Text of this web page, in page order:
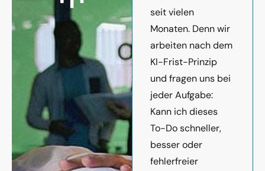
seit vielen
Monaten. Denn wir
arbeiten nach dem
KI-Frist-Prinzip
und fragen uns bei
jeder Aufgabe:
Kann ich dieses
To-Do schneller,
besser oder
fehlerfreier